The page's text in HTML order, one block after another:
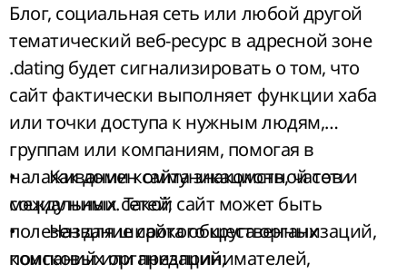
Блог, социальная сеть или любой другой
тематический веб-ресурс в адресной зоне
.dating будет сигнализировать о том, что
сайт фактически выполняет функции хаба
или точки доступа к нужным людям,
группам или компаниям, помогая в
налаживании коммуникационной сети
между ними. Такой сайт может быть
полезен для широкого круга организаций,
компаний или предпринимателей,
• Как домен сайта знакомств, чатов и
социальных сетей;
• Название сайта общественных
поисковых организаций;